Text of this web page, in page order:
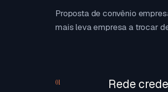
Proposta de convênio
mais leva empresa a trocar
01 Rede